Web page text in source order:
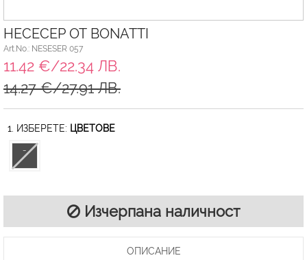
НЕСЕСЕР ОТ BONATTI
Art.No.: NESESER 057
11.42 €/22.34 ЛВ.
14.27 €/27.91 ЛВ.
1. ИЗБЕРЕТЕ: ЦВЕТОВЕ
Изчерпана наличност
ОПИСАНИЕ